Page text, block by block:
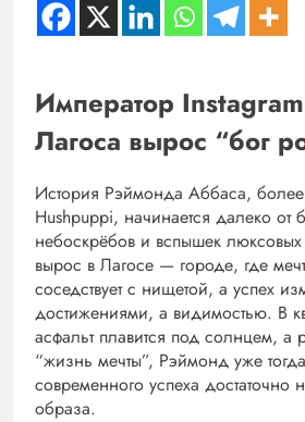
Император
Лагоса вырос “бог
История Рэймонда Аббаса, более
Hushpuppi, начинается далеко от
небоскрёбов и вспышек
вырос в Лагосе — городе, где
соседствует с нищетой, а успех
достижениями, а видимостью. В
асфальт плавится под солнцем, а
“жизнь мечты”, Рэймонд уже
современного успеха достаточно
образа.